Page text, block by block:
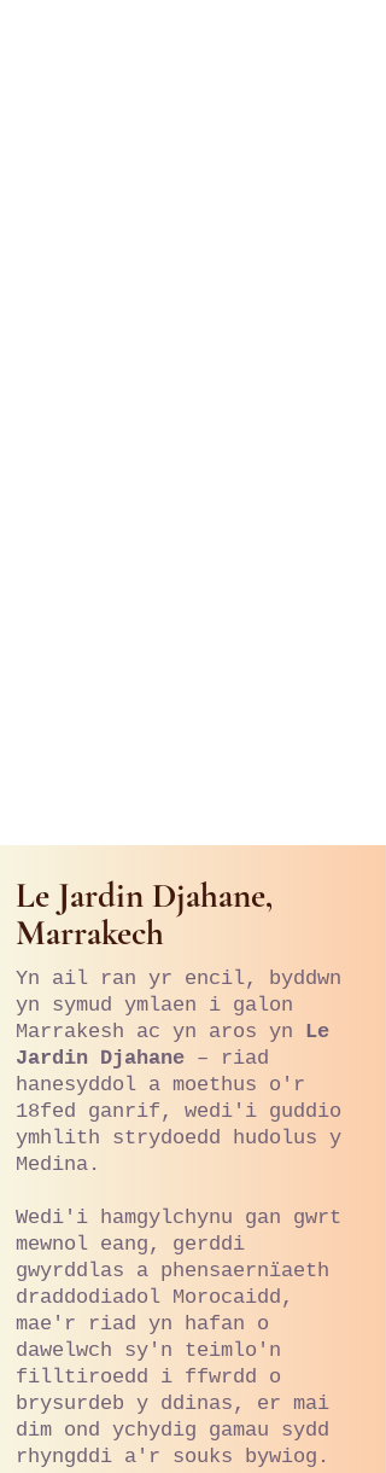
Le Jardin Djahane,
Marrakech
Yn ail ran yr encil, byddwn
yn symud ymlaen i galon
Marrakesh ac yn aros yn Le
Jardin Djahane – riad
hanesyddol a moethus o'r
18fed ganrif, wedi'i guddio
ymhlith strydoedd hudolus y
Medina.
Wedi'i hamgylchynu gan gwrt
mewnol eang, gerddi
gwyrddlas a phensaernïaeth
draddodiadol Morocaidd,
mae'r riad yn hafan o
dawelwch sy'n teimlo'n
filltiroedd i ffwrdd o
brysurdeb y ddinas, er mai
dim ond ychydig gamau sydd
rhyngddi a'r souks bywiog.